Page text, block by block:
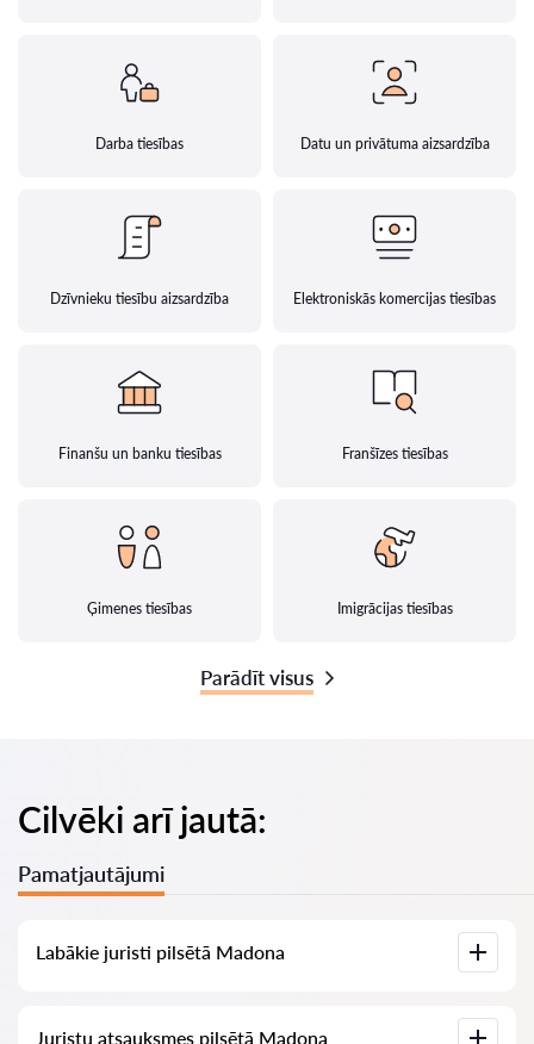
Darba tiesības Datu un privātuma aizsardzība
Dzīvnieku tiesību aizsardzība Elektroniskās komercijas tiesības
Finanšu un banku tiesības Franšīzes tiesības
Ģimenes tiesības Imigrācijas tiesības
Parādīt visus
Cilvēki arī jautā:
Pamatjautājumi
Labākie juristi pilsētā Madona
pilnīgu informāciju: cenas, atsauksmes, tālruņa numurs un
Juristu atsauksmes pilsētā Madona